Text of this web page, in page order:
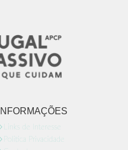
INFORMAÇÕES
Links de Interesse
Politica Privacidade